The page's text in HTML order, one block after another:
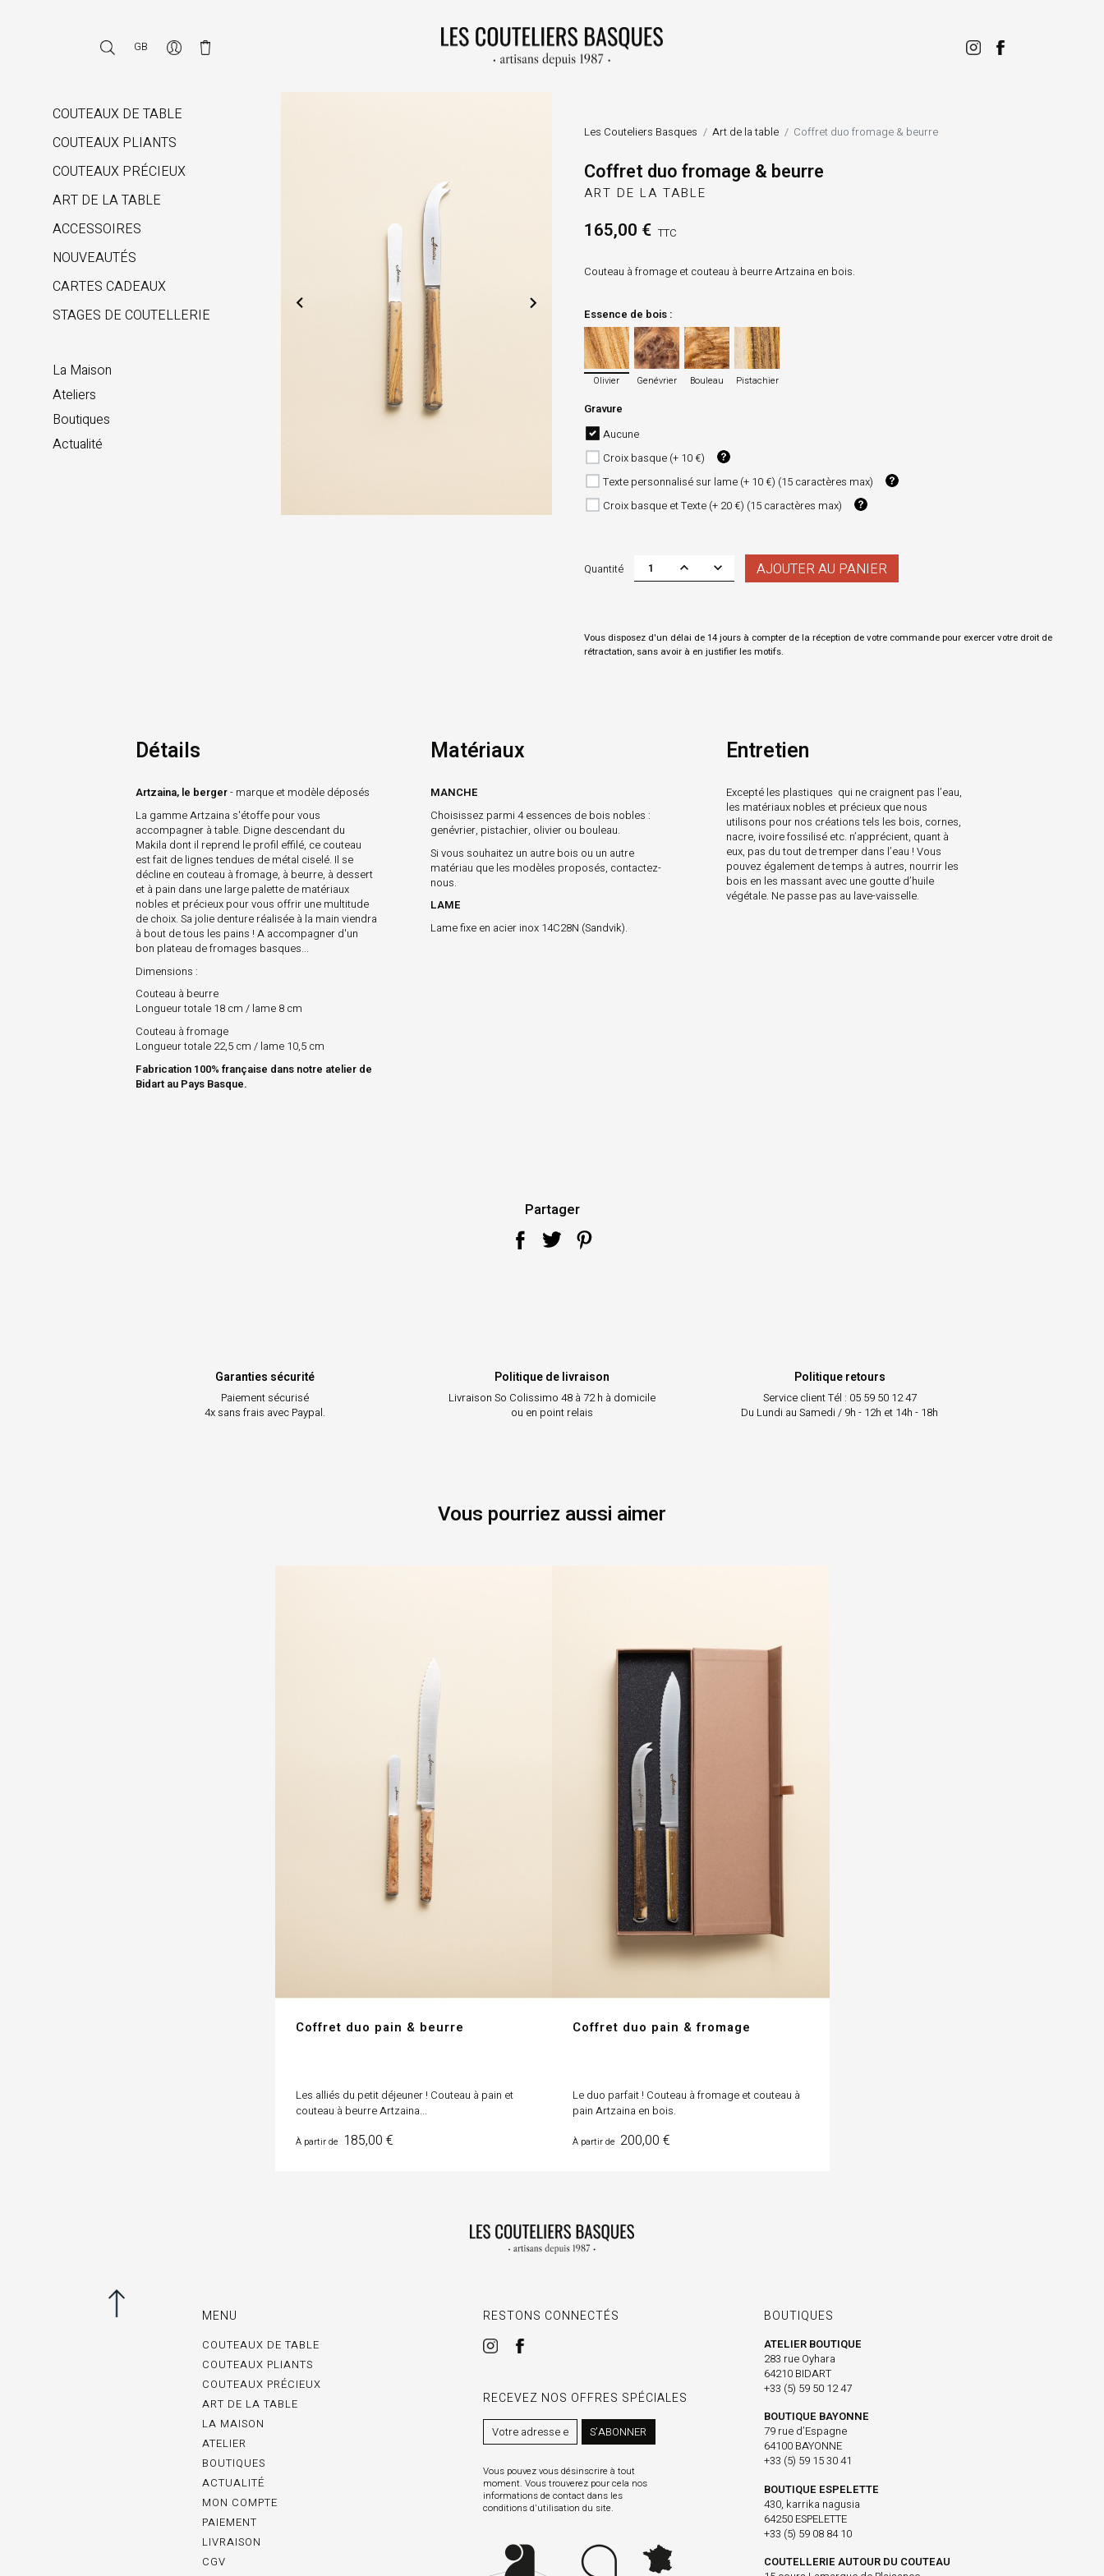
GB
COUTEAUX DE TABLE
COUTEAUX PLIANTS
COUTEAUX PRÉCIEUX
ART DE LA TABLE
ACCESSOIRES
NOUVEAUTÉS
CARTES CADEAUX
STAGES DE COUTELLERIE
La Maison
Ateliers
Boutiques
Actualité
 
Les Couteliers Basques Art de la table Coffret duo fromage & beurre
Coffret duo fromage & beurre
ART DE LA TABLE
165,00 € TTC
Couteau à fromage et couteau à beurre Artzaina en bois.
Essence de bois :
Olivier
Olivier
Genévrier
Genévrier
Bouleau
Bouleau
Pistachier
Pistachier
Gravure
Aucune
Croix basque (+ 10 €)
Texte personnalisé sur lame (+ 10 €) (15 caractères max)
Croix basque et Texte (+ 20 €) (15 caractères max)
Quantité AJOUTER AU PANIER
Vous disposez d'un délai de 14 jours à compter de la réception de votre commande pour exercer votre droit de
rétractation, sans avoir à en justifier les motifs.
Détails
Artzaina, le berger- marque et modèle déposés
La gamme Artzaina s'étoffe pour vous
accompagner à table. Digne descendant du
Makila dont il reprend le profil effilé, ce couteau
est fait de lignes tendues de métal ciselé. Il se
décline en couteau à fromage, à beurre, à dessert
et à pain dans une large palette de matériaux
nobles et précieux pour vous offrir une multitude
de choix. Sa jolie denture réalisée à la main viendra
à bout de tous les pains ! A accompagner d'un
bon plateau de fromages basques...
Dimensions :
Couteau à beurre
Longueur totale 18 cm / lame 8 cm
Couteau à fromage
Longueur totale 22,5 cm / lame 10,5 cm
Fabrication 100% française dans notre atelier de
Bidart au Pays Basque.
Matériaux
MANCHE
Choisissez parmi 4 essences de bois nobles :
genévrier, pistachier, olivier ou bouleau.
Si vous souhaitez un autre bois ou un autre
matériau que les modèles proposés, contactez-
nous.
LAME
Lame fixe en acier inox 14C28N (Sandvik).
Entretien
Excepté les plastiques qui ne craignent pas l’eau,
les matériaux nobles et précieux que nous
utilisons pour nos créations tels les bois, cornes,
nacre, ivoire fossilisé etc. n’apprécient, quant à
eux, pas du tout de tremper dans l’eau ! Vous
pouvez également de temps à autres, nourrir les
bois en les massant avec une goutte d’huile
végétale. Ne passe pas au lave-vaisselle.
Partager
Garanties sécurité
Paiement sécurisé
4x sans frais avec Paypal.
Politique de livraison
Livraison So Colissimo 48 à 72 h à domicile
ou en point relais
Politique retours
Service clientTél : 05 59 50 12 47
Du Lundi au Samedi / 9h - 12h et 14h - 18h
Vous pourriez aussi aimer
Coffret duo pain & beurre
Les alliés du petit déjeuner ! Couteau à pain et
couteau à beurre Artzaina...
À partir de Prix
185,00 €
Coffret duo pain & fromage
Le duo parfait ! Couteau à fromage et couteau à
pain Artzaina en bois.
À partir de Prix
200,00 €
MENU
COUTEAUX DE TABLE
COUTEAUX PLIANTS
COUTEAUX PRÉCIEUX
ART DE LA TABLE
LA MAISON
ATELIER
BOUTIQUES
ACTUALITÉ
MON COMPTE
PAIEMENT
LIVRAISON
CGV
RESTONS CONNECTÉS
RECEVEZ NOS OFFRES SPÉCIALES
S’ABONNER
Vous pouvez vous désinscrire à tout
moment. Vous trouverez pour cela nos
informations de contact dans les
conditions d'utilisation du site.
BOUTIQUES
ATELIER BOUTIQUE
283 rue Oyhara
64210 BIDART
+33 (5) 59 50 12 47
BOUTIQUE BAYONNE
79 rue d’Espagne
64100 BAYONNE
+33 (5) 59 15 30 41
BOUTIQUE ESPELETTE
430, karrika nagusia
64250 ESPELETTE
+33 (5) 59 08 84 10
COUTELLERIE AUTOUR DU COUTEAU